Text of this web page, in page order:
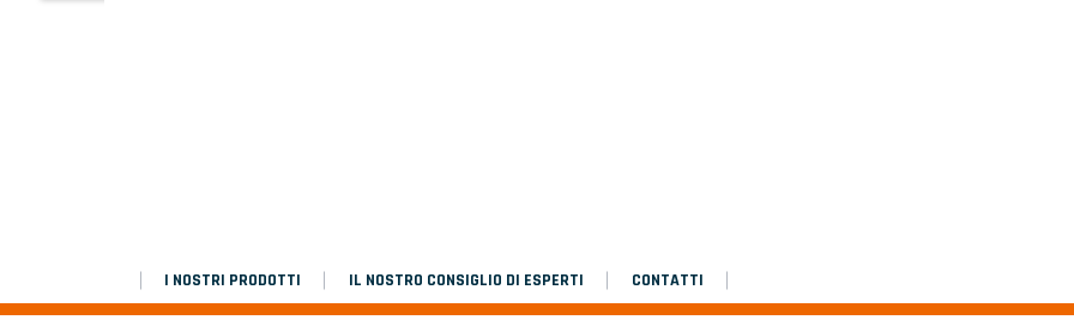
I NOSTRI PRODOTTI IL NOSTRO CONSIGLIO DI ESPERTI CONTATTI